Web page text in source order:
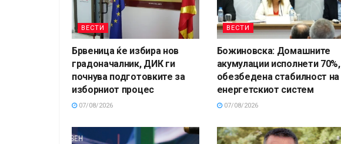
ВЕСТИ
Брвеница ќе избира нов
градоначалник, ДИК ги
почнува подготовките за
изборниот процес
07/08/2026
ВЕСТИ
Божиновска: Домашните
акумулации исполнети 70%,
обезбедена стабилност на
енергетскиот систем
07/08/2026